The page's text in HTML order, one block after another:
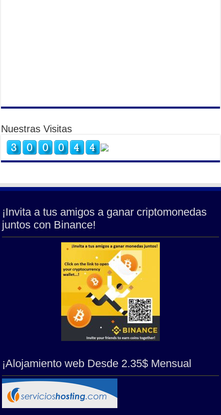
Nuestras Visitas
¡Invita a tus amigos a ganar criptomonedas
juntos con Binance!
¡Alojamiento web Desde 2.35$ Mensual